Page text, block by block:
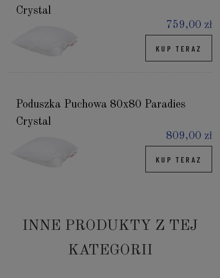
Crystal
759,00 zł
KUP TERAZ
Poduszka Puchowa 80x80 Paradies
Crystal
809,00 zł
KUP TERAZ
INNE PRODUKTY Z TEJ
KATEGORII